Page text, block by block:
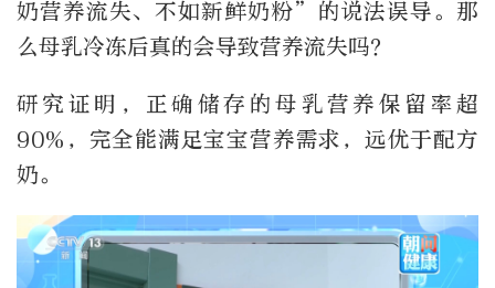
奶营养流失、不如新鲜奶粉”的说法误导。那
么母乳冷冻后真的会导致营养流失吗？
研究证明，正确储存的母乳营养保留率超
90%，完全能满足宝宝营养需求，远优于配方
奶。